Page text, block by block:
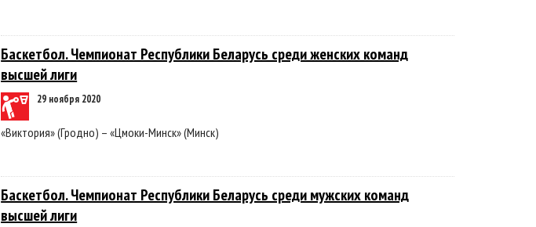
Баскетбол. Чемпионат Республики Беларусь среди женских команд
высшей лиги
29 ноября 2020
«Виктория» (Гродно) – «Цмоки-Минск» (Минск)
Баскетбол. Чемпионат Республики Беларусь среди мужских команд
высшей лиги